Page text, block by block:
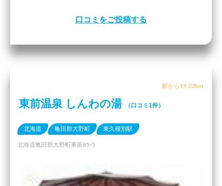
口コミをご投稿する
駅から19.03km
東前温泉 しんわの湯 （口コミ1件）
北海道 亀田郡大野町 東久根別駅
北海道亀田郡大野町東前85-5